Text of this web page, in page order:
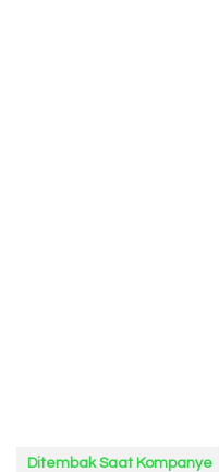
Ditembak Saat Kompanye